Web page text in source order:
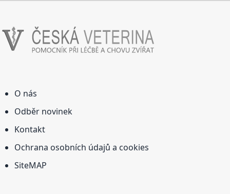
O nás
Odběr novinek
Kontakt
Ochrana osobních údajů a cookies
SiteMAP